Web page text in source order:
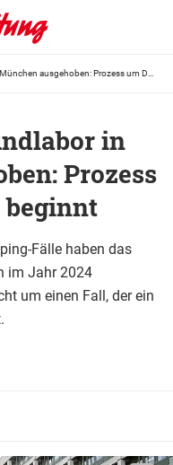
in
Prozess
Fälle haben das
im Jahr 2024
um einen Fall, der ein